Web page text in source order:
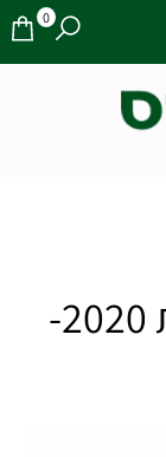
0
מגזמת ידנית דו צדדית 2020-